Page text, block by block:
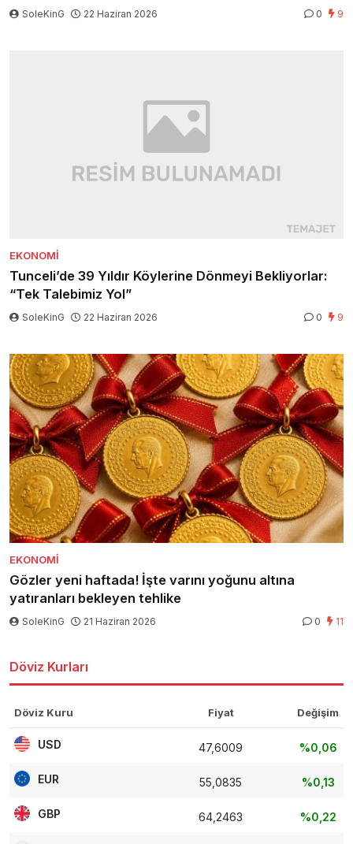
SoleKinG 22 Haziran 2026 0 9
EKONOMI
Tunceli’de 39 Yıldır Köylerine Dönmeyi Bekliyorlar:
“Tek Talebimiz Yol”
SoleKinG 22 Haziran 2026 0 9
EKONOMI
Gözler yeni haftada! İşte varını yoğunu altına
yatıranları bekleyen tehlike
SoleKinG 21 Haziran 2026 0 11
Döviz Kurları
Döviz Kuru Fiyat Değişim
USD 47,6009 %0,06
EUR 55,0835 %0,13
GBP 64,2463 %0,22